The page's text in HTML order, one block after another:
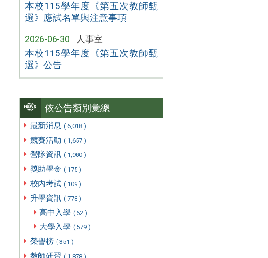
本校115學年度《第五次教師甄
選》應試名單與注意事項
2026-06-30 人事室
本校115學年度《第五次教師甄
選》公告
依公告類別彙總
最新消息 ( 6,018 )
競賽活動 ( 1,657 )
營隊資訊 ( 1,980 )
獎助學金 ( 175 )
校內考試 ( 109 )
升學資訊 ( 778 )
高中入學 ( 62 )
大學入學 ( 579 )
榮譽榜 ( 351 )
教師研習 ( 1,878 )